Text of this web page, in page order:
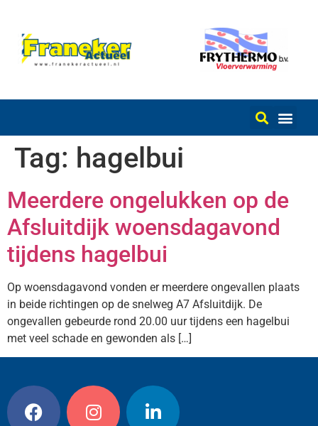
Tag: hagelbui
Meerdere ongelukken op de
Afsluitdijk woensdagavond
tijdens hagelbui
Op woensdagavond vonden er meerdere ongevallen plaats
in beide richtingen op de snelweg A7 Afsluitdijk. De
ongevallen gebeurde rond 20.00 uur tijdens een hagelbui
met veel schade en gewonden als […]